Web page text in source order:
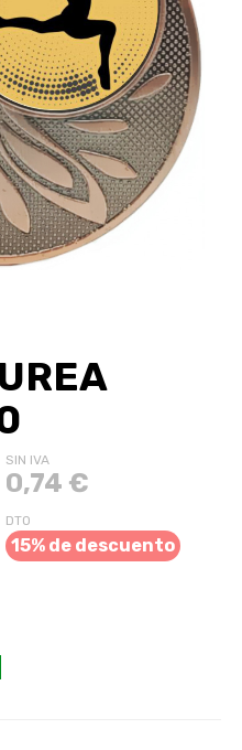
SIN IVA
0,74 €
DTO
15% de descuento